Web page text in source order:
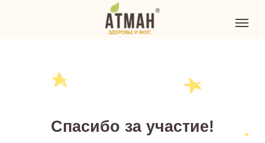
Спасибо за участие!
аккаунте Instagram, а с победителями
свяжемся лично для уточнения адреса